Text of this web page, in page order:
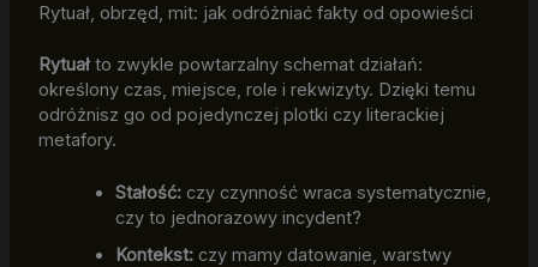
Rytuał, obrzęd, mit: jak odróżniać fakty od opowieści
Rytuałto zwykle powtarzalny schemat działań:
określony czas, miejsce, role i rekwizyty. Dzięki temu
odróżnisz go od pojedynczej plotki czy literackiej
metafory.
Stałość:czy czynność wraca systematycznie,
czy to jednorazowy incydent?
Kontekst:czy mamy datowanie, warstwy